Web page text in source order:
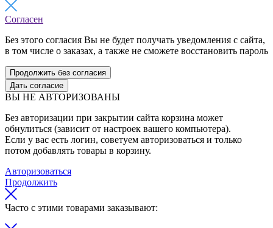
Согласен
Без этого согласия Вы не будет получать уведомления с сайта,
в том числе о заказах, а также не сможете восстановить пароль
Продолжить без согласия
Дать согласие
ВЫ НЕ АВТОРИЗОВАНЫ
Без авторизации при закрытии сайта корзина может
обнулиться (зависит от настроек вашего компьютера).
Если у вас есть логин, советуем авторизоваться и только
потом добавлять товары в корзину.
Авторизоваться
Продолжить
Часто с этими товарами заказывают: